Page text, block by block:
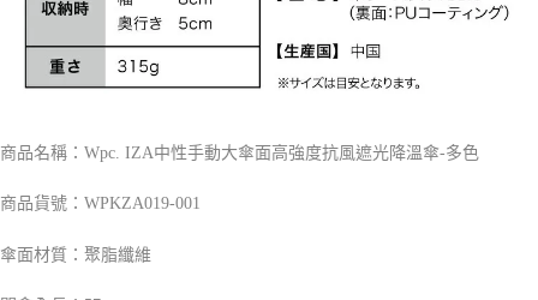
商品名稱：Wpc. IZA中性手動大傘面高強度抗風遮光降溫傘-多色
商品貨號：WPKZA019-001
傘面材質：聚脂纖維